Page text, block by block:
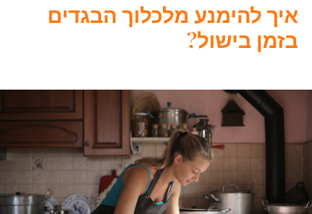
איך להימנע מלכלוך הבגדים
בזמן בישול?